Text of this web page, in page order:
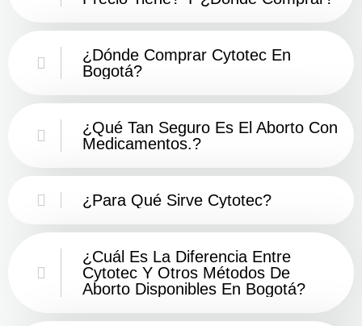
¿Dónde Comprar Cytotec En
Bogotá?
¿Qué Tan Seguro Es El Aborto Con
Medicamentos.?
¿Para Qué Sirve Cytotec?
¿Cuál Es La Diferencia Entre
Cytotec Y Otros Métodos De
Aborto Disponibles En Bogotá?